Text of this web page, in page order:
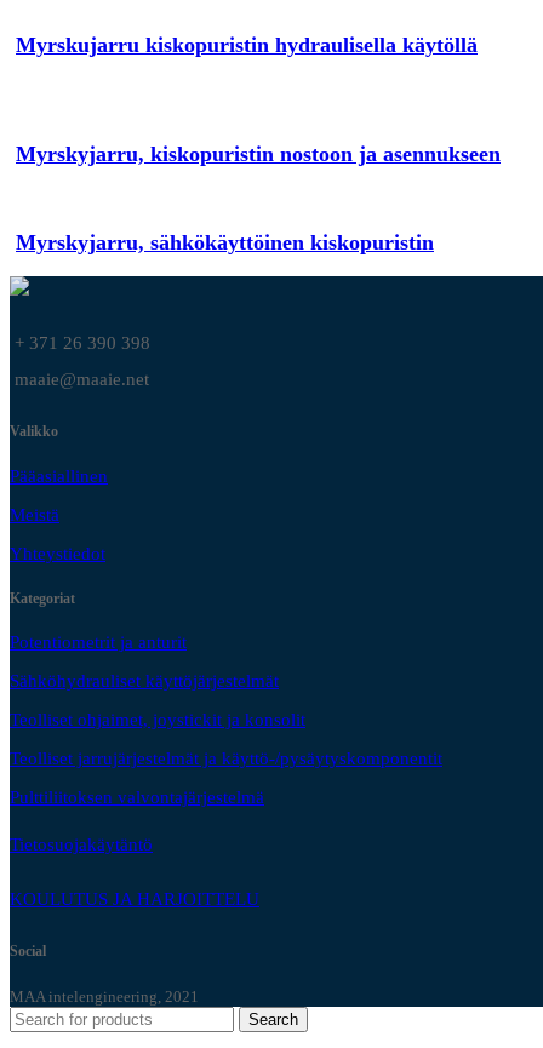
Myrskujarru kiskopuristin hydraulisella käytöllä
Myrskyjarru, kiskopuristin nostoon ja asennukseen
Myrskyjarru, sähkökäyttöinen kiskopuristin
+ 371 26 390 398
maaie@maaie.net
Valikko
Pääasiallinen
Meistä
Yhteystiedot
Kategoriat
Potentiometrit ja anturit
Sähköhydrauliset käyttöjärjestelmät
Teolliset ohjaimet, joystickit ja konsolit
Teolliset jarrujärjestelmät ja käyttö-/pysäytyskomponentit
Pulttiliitoksen valvontajärjestelmä
Tietosuojakäytäntö
KOULUTUS JA HARJOITTELU
Social
MAA intelengineering, 2021
Search